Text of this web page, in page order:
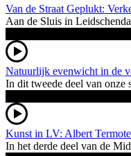
Van de Straat Geplukt:
Aan de Sluis in
Natuurlijk evenwicht in de
In dit tweede deel van
Kunst in LV: Albert
In het derde deel van de